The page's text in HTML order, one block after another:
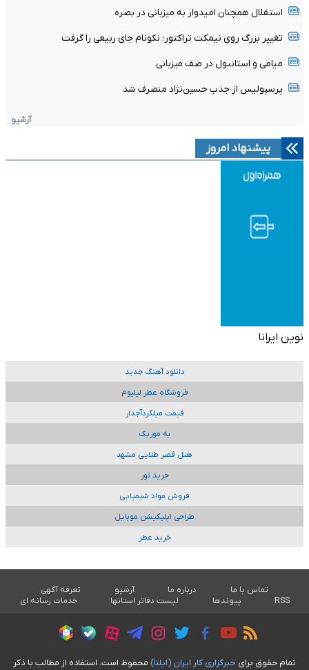
استقلال همچنان امیدوار به میزبانی در بصره
تغییر بزرگ روی نیمکت تراکتور؛ نکونام جای ربیعی را گرفت
میامی و استانبول در صف میزبانی
پرسپولیس از جذب حسین‌نژاد منصرف شد
آرشیو
پیشنهاد امروز
نوین ایرانا
دانلود آهنگ جدید
فروشگاه عطر لیلیوم
قیمت میلگردآجدار
به موزیک
هتل قصر طلایی مشهد
خرید تور
فروش مواد شیمیایی
طراحی اپلیکیشن موبایل
خرید عطر
تماس با ما درباره ما آرشیو
تعرفه آگهی
RSS
پیوندها لیست دفاتر استانها خدمات رسانه ای
تمام حقوق برای خبرگزاری کار ايران (ايلنا) محفوظ است. استفاده از مطالب با ذکر